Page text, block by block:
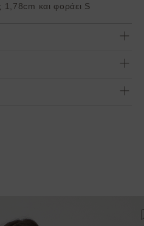
1,78cm και φοράει S